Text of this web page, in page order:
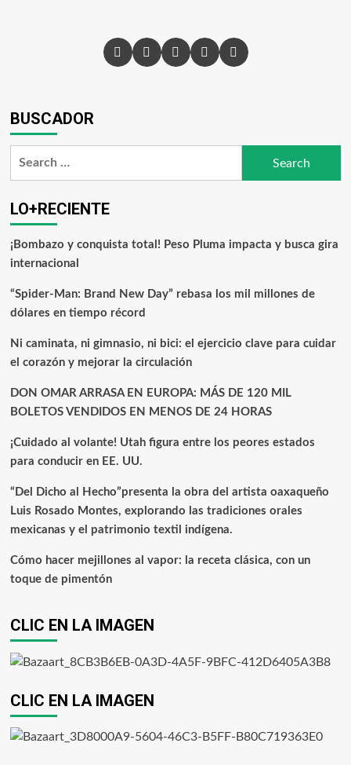
BUSCADOR
LO+RECIENTE
¡Bombazo y conquista total! Peso Pluma impacta y busca gira
internacional
“Spider-Man: Brand New Day” rebasa los mil millones de
dólares en tiempo récord
Ni caminata, ni gimnasio, ni bici: el ejercicio clave para cuidar
el corazón y mejorar la circulación
DON OMAR ARRASA EN EUROPA: MÁS DE 120 MIL
BOLETOS VENDIDOS EN MENOS DE 24 HORAS
¡Cuidado al volante! Utah figura entre los peores estados
para conducir en EE. UU.
“Del Dicho al Hecho”presenta la obra del artista oaxaqueño
Luis Rosado Montes, explorando las tradiciones orales
mexicanas y el patrimonio textil indígena.
Cómo hacer mejillones al vapor: la receta clásica, con un
toque de pimentón
CLIC EN LA IMAGEN
CLIC EN LA IMAGEN